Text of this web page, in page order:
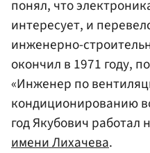
понял, что
интересует, и
инженерно-
окончил в 1971 году,
«Инженер по
кондиционированию
год Якубович работал
имени Лихачева.